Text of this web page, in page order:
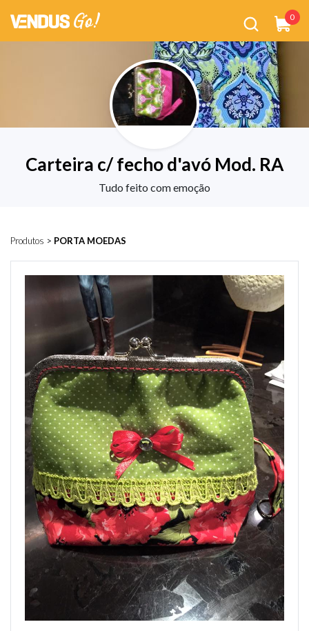
0
Carteira c/ fecho d'avó Mod. RA
Tudo feito com emoção
Produtos > PORTA MOEDAS